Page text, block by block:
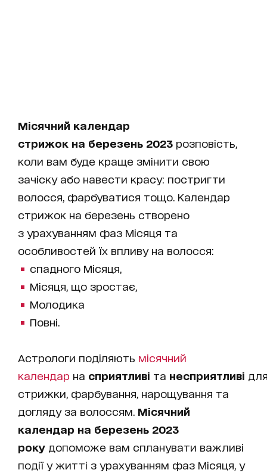
Місячний календар
стрижок на березень 2023 розповість,
коли вам буде краще змінити свою
зачіску або навести красу: постригти
волосся, фарбуватися тощо. Календар
стрижок на березень створено
з урахуванням фаз Місяця та
особливостей їх впливу на волосся:
спадного Місяця,
Місяця, що зростає,
Молодика
Повні.
Астрологи поділяють місячний
календар на сприятливі та несприятливі
стрижки, фарбування, нарощування та
догляду за волоссям. Місячний
календар на березень 2023
року допоможе вам спланувати важливі
події у житті з урахуванням фаз Місяця, у